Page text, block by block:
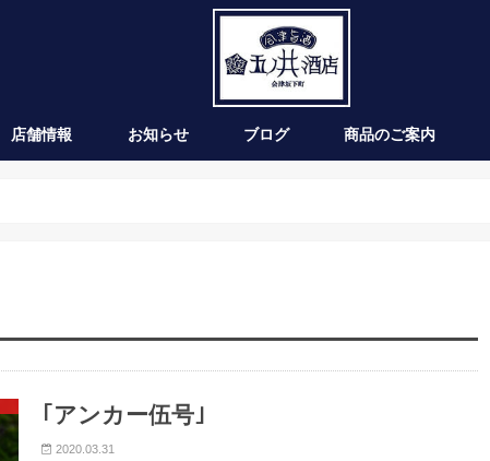
店舗情報 お知らせ ブログ 商品のご案内
｢アンカー伍号｣
2020.03.31